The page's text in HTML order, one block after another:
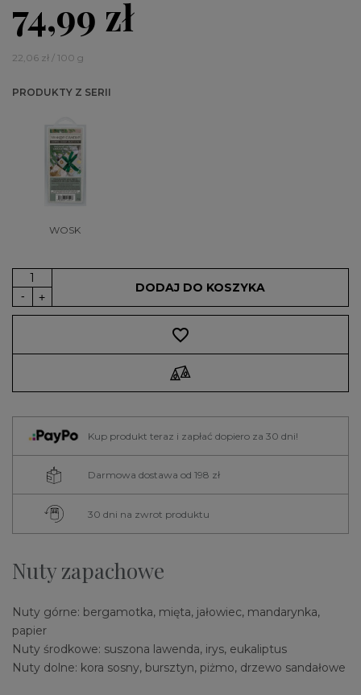
74,99 zł
22,06 zł / 100 g
PRODUKTY Z SERII
WOSK
DODAJ DO KOSZYKA
favorite_border
Kup produkt teraz i zapłać dopiero za 30 dni!
Darmowa dostawa od 198 zł
30 dni na zwrot produktu
Nuty zapachowe
Nuty górne: bergamotka, mięta, jałowiec, mandarynka,
papier
Nuty środkowe: suszona lawenda, irys, eukaliptus
Nuty dolne: kora sosny, bursztyn, piżmo, drzewo sandałowe